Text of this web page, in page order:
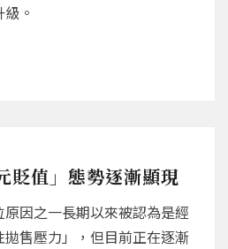
。
貶值」態勢逐漸顯現
因之一長期以來被認為是經
售壓力」，但目前正在逐漸